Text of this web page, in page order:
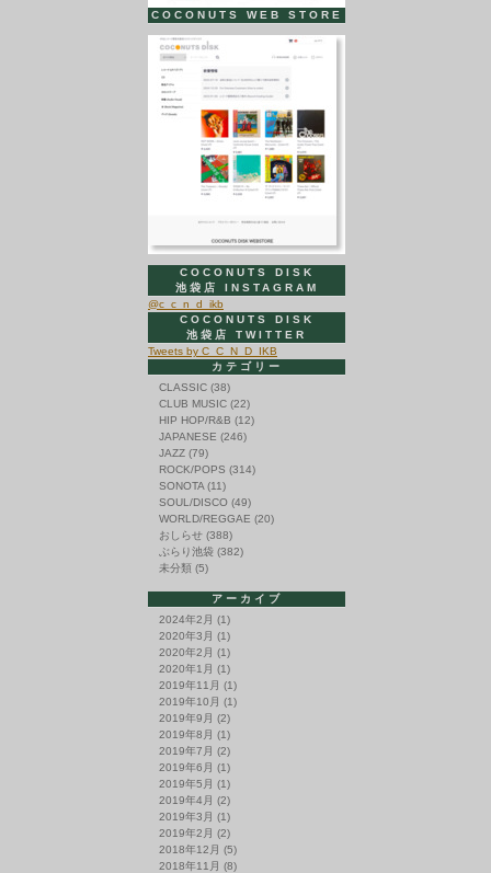
COCONUTS WEB STORE
COCONUTS DISK
池袋店 INSTAGRAM
@c_c_n_d_ikb
COCONUTS DISK
池袋店 TWITTER
Tweets by C_C_N_D_IKB
カテゴリー
CLASSIC (38)
CLUB MUSIC (22)
HIP HOP/R&B (12)
JAPANESE (246)
JAZZ (79)
ROCK/POPS (314)
SONOTA (11)
SOUL/DISCO (49)
WORLD/REGGAE (20)
おしらせ (388)
ぶらり池袋 (382)
未分類 (5)
アーカイブ
2024年2月 (1)
2020年3月 (1)
2020年2月 (1)
2020年1月 (1)
2019年11月 (1)
2019年10月 (1)
2019年9月 (2)
2019年8月 (1)
2019年7月 (2)
2019年6月 (1)
2019年5月 (1)
2019年4月 (2)
2019年3月 (1)
2019年2月 (2)
2018年12月 (5)
2018年11月 (8)